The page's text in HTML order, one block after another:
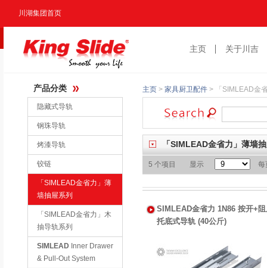
川湖集团首页
主页 关于川吉
产品分类
隐藏式导轨
钢珠导轨
烤漆导轨
铰链
「SIMLEAD金省力」薄
墙抽屉系列
「SIMLEAD金省力」木
抽导轨系列
SIMLEAD Inner Drawer
& Pull-Out System
主页 > 家具厨卫配件 > 「SIMLEAD金
「SIMLEAD金省力」薄墙
5 个项目 显示 每
SIMLEAD金省力 1N86 按开+
托底式导轨 (40公斤)